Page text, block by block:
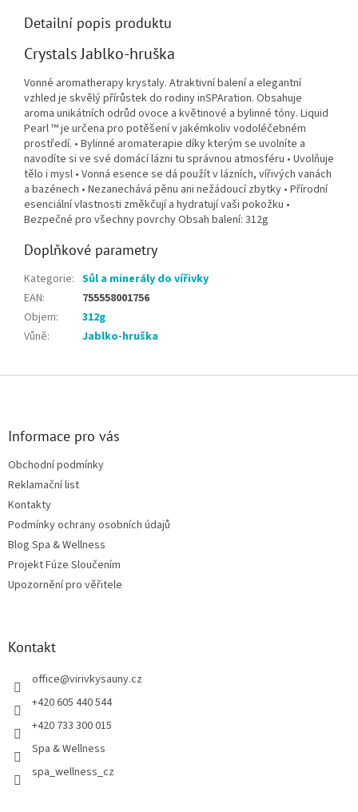
Detailní popis produktu
Crystals Jablko-hruška
Vonné aromatherapy krystaly. Atraktivní balení a elegantní
vzhled je skvělý přírůstek do rodiny inSPAration. Obsahuje
aroma unikátních odrůd ovoce a květinové a bylinné tóny. Liquid
Pearl ™ je určena pro potěšení v jakémkoliv vodoléčebném
prostředí. • Bylinné aromaterapie díky kterým se uvolníte a
navodíte si ve své domácí lázni tu správnou atmosféru • Uvolňuje
tělo i mysl • Vonná esence se dá použít v lázních, vířivých vanách
a bazénech • Nezanechává pěnu ani nežádoucí zbytky • Přírodní
esenciální vlastnosti změkčují a hydratují vaši pokožku •
Bezpečné pro všechny povrchy Obsah balení: 312g
Doplňkové parametry
Kategorie: Sůl a minerály do vířivky
EAN:
755558001756
Objem:
312g
Vůně: Jablko-hruška
Zápatí
Informace pro vás
Obchodní podmínky
Reklamační list
Kontakty
Podmínky ochrany osobních údajů
Blog Spa & Wellness
Projekt Fúze Sloučením
Upozornění pro věřitele
Kontakt
office@virivkysauny.cz
+420 605 440 544
+420 733 300 015
Spa & Wellness
spa_wellness_cz